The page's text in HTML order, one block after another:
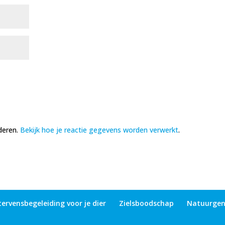
Bekijk hoe je reactie gegevens worden verwerkt.
voor je dier Zielsboodschap